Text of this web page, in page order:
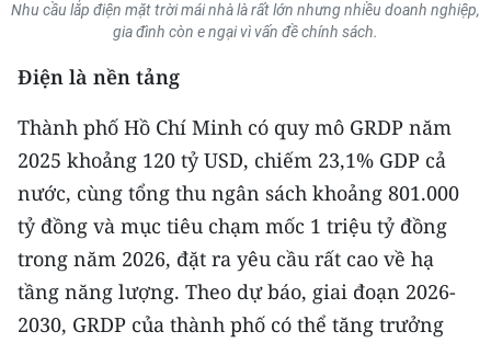
MÔI TRƯỜNG
BẠN ĐỌC
KIỂM CHỨNG THÔNG TIN
TRI THỨC CHUYÊN SÂU
54 DÂN TỘC VIỆT NAM
CHƯƠNG TRÌNH OCOP - MỖI XÃ
MỘT SẢN PHẨM
Nhu cầu lắp điện mặt trời mái nhà là rất lớn nhưng nhiều doanh nghiệp,
gia đình còn e ngại vì vấn đề chính sách.
Điện là nền tảng
Thành phố Hồ Chí Minh có quy mô GRDP năm
2025 khoảng 120 tỷ USD, chiếm 23,1% GDP cả
nước, cùng tổng thu ngân sách khoảng 801.000
tỷ đồng và mục tiêu chạm mốc 1 triệu tỷ đồng
trong năm 2026, đặt ra yêu cầu rất cao về hạ
tầng năng lượng. Theo dự báo, giai đoạn 2026-
2030, GRDP của thành phố có thể tăng trưởng